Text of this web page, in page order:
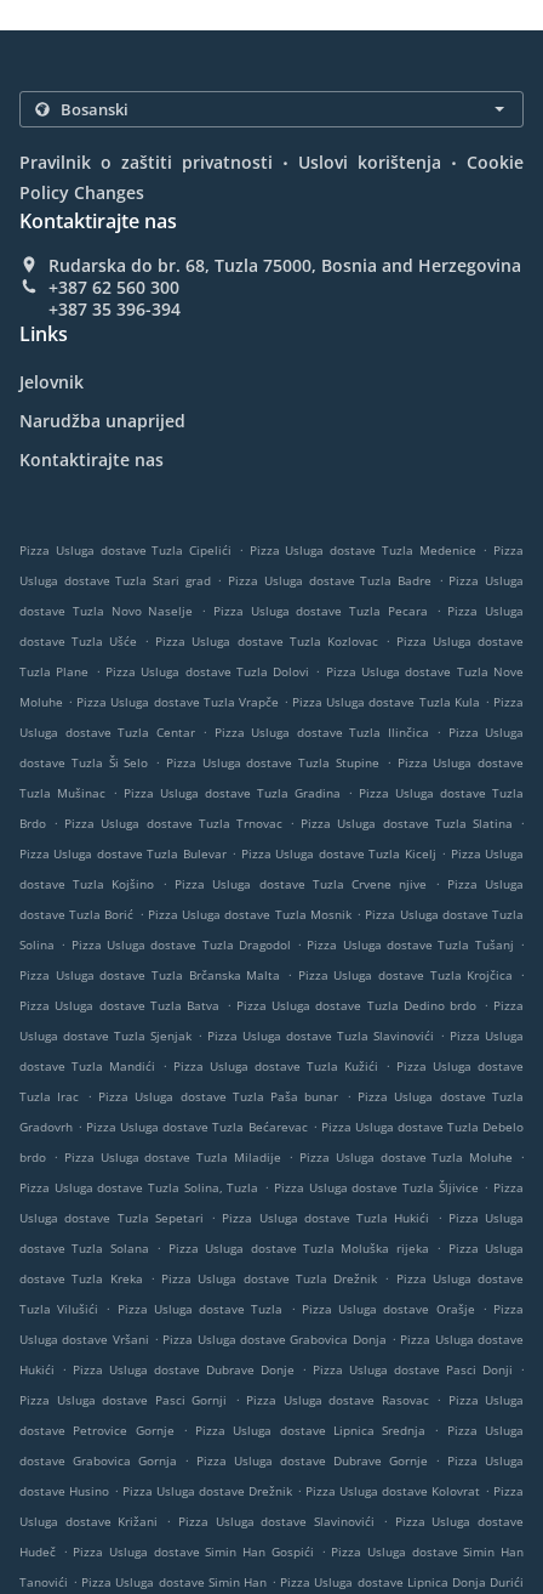
Pravilnik o zaštiti privatnosti . Uslovi korištenja . Cookie
Policy Changes
Kontaktirajte nas
Rudarska do br. 68, Tuzla 75000, Bosnia and Herzegovina
+387 62 560 300
+387 35 396-394
Links
Jelovnik
Narudžba unaprijed
Kontaktirajte nas
Pizza Usluga dostave Tuzla Cipelići . Pizza Usluga dostave Tuzla Medenice . Pizza
Usluga dostave Tuzla Stari grad . Pizza Usluga dostave Tuzla Badre . Pizza Usluga
dostave Tuzla Novo Naselje
. Pizza Usluga dostave Tuzla Pecara . Pizza Usluga
dostave Tuzla Ušće
. Pizza Usluga dostave Tuzla Kozlovac . Pizza Usluga dostave
Tuzla Plane
. Pizza Usluga dostave Tuzla Dolovi . Pizza Usluga dostave Tuzla Nove
Moluhe . Pizza Usluga dostave Tuzla Vrapče . Pizza Usluga dostave Tuzla Kula . Pizza
Usluga dostave Tuzla Centar
. Pizza Usluga dostave Tuzla Ilinčica . Pizza Usluga
dostave Tuzla Ši Selo . Pizza Usluga dostave Tuzla Stupine . Pizza Usluga dostave
Tuzla Mušinac . Pizza Usluga dostave Tuzla Gradina . Pizza Usluga dostave Tuzla
Brdo . Pizza Usluga dostave Tuzla Trnovac . Pizza Usluga dostave Tuzla Slatina
.
Pizza Usluga dostave Tuzla Bulevar . Pizza Usluga dostave Tuzla Kicelj . Pizza Usluga
dostave Tuzla Kojšino
. Pizza Usluga dostave Tuzla Crvene njive . Pizza Usluga
dostave Tuzla Borić . Pizza Usluga dostave Tuzla Mosnik . Pizza Usluga dostave Tuzla
Solina . Pizza Usluga dostave Tuzla Dragodol . Pizza Usluga dostave Tuzla Tušanj .
Pizza Usluga dostave Tuzla Brčanska Malta
. Pizza Usluga dostave Tuzla Krojčica
.
Pizza Usluga dostave Tuzla Batva
. Pizza Usluga dostave Tuzla Dedino brdo . Pizza
Usluga dostave Tuzla Sjenjak . Pizza Usluga dostave Tuzla Slavinovići . Pizza Usluga
dostave Tuzla Mandići
. Pizza Usluga dostave Tuzla Kužići . Pizza Usluga dostave
Tuzla Irac
. Pizza Usluga dostave Tuzla Paša bunar . Pizza Usluga dostave Tuzla
Gradovrh . Pizza Usluga dostave Tuzla Bećarevac . Pizza Usluga dostave Tuzla Debelo
brdo . Pizza Usluga dostave Tuzla Miladije . Pizza Usluga dostave Tuzla Moluhe
.
Pizza Usluga dostave Tuzla Solina, Tuzla . Pizza Usluga dostave Tuzla Šljivice . Pizza
Usluga dostave Tuzla Sepetari
. Pizza Usluga dostave Tuzla Hukići . Pizza Usluga
dostave Tuzla Solana
. Pizza Usluga dostave Tuzla Moluška rijeka . Pizza Usluga
dostave Tuzla Kreka
. Pizza Usluga dostave Tuzla Drežnik . Pizza Usluga dostave
Tuzla Vilušići
. Pizza Usluga dostave Tuzla . Pizza Usluga dostave Orašje . Pizza
Usluga dostave Vršani . Pizza Usluga dostave Grabovica Donja . Pizza Usluga dostave
Hukići
. Pizza Usluga dostave Dubrave Donje . Pizza Usluga dostave Pasci Donji
.
Pizza Usluga dostave Pasci Gornji
. Pizza Usluga dostave Rasovac . Pizza Usluga
dostave Petrovice Gornje
. Pizza Usluga dostave Lipnica Srednja .
Pizza Usluga
dostave Grabovica Gornja
. Pizza Usluga dostave Dubrave Gornje . Pizza Usluga
dostave Husino . Pizza Usluga dostave Drežnik . Pizza Usluga dostave Kolovrat . Pizza
Usluga dostave Križani
. Pizza Usluga dostave Slavinovići . Pizza Usluga dostave
Hudeč . Pizza Usluga dostave Simin Han Gospići . Pizza Usluga dostave Simin Han
Tanovići . Pizza Usluga dostave Simin Han . Pizza Usluga dostave Lipnica Donja Durići